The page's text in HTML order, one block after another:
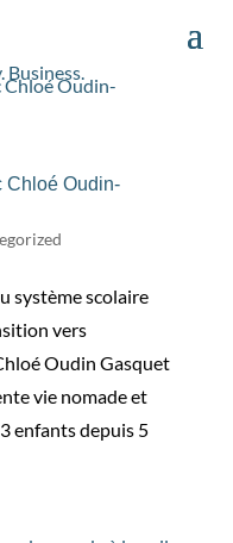
Chloé Oudin-
système scolaire
vers
Oudin Gasquet
vie nomade et
enfants depuis 5